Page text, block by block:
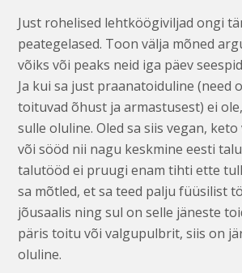
Just rohelised lehtköögiviljad ongi
peategelased. Toon välja mõned
võiks või peaks neid iga päev
Ja kui sa just praanatoiduline (need
toituvad õhust ja armastusest) ei
sulle oluline. Oled sa siis vegan,
või sööd nii nagu keskmine eesti
talutööd ei pruugi enam tihti ette
sa mõtled, et sa teed palju füüsilist
jõusaalis ning sul on selle jäneste
päris toitu või valgupulbrit, siis on
oluline.